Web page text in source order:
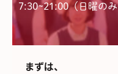
7:30~21:00（日曜の
まずは、